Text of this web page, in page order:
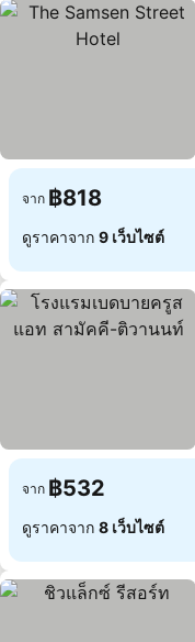
จาก ฿818
ดูราคาจาก 9 เว็บไซต์
จาก ฿532
ดูราคาจาก 8 เว็บไซต์